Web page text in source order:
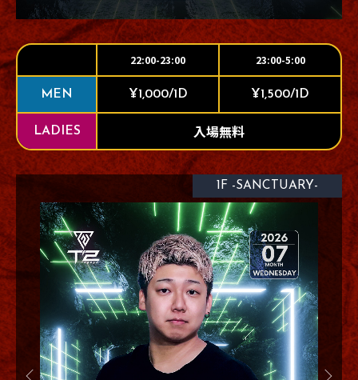
22:00-23:00 23:00-5:00
MEN ¥1,000/1D ¥1,500/1D
LADIES 入場無料
1F -SANCTUARY-